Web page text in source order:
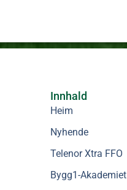
Innhald
Heim
Nyhende
Telenor Xtra FFO
Bygg1-Akademiet